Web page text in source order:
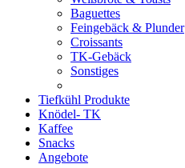
Baguettes
Feingebäck & Plunder
Croissants
TK-Gebäck
Sonstiges
Tiefkühl Produkte
Knödel- TK
Kaffee
Snacks
Angebote